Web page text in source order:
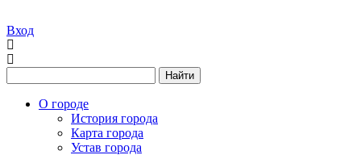
Вход
Найти
О городе
История города
Карта города
Устав города